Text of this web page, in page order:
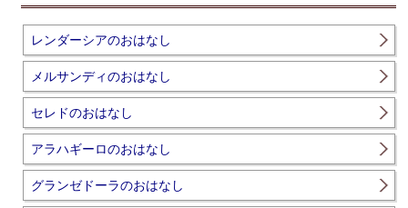
レンダーシアのおはなし
メルサンディのおはなし
セレドのおはなし
アラハギーロのおはなし
グランゼドーラのおはなし